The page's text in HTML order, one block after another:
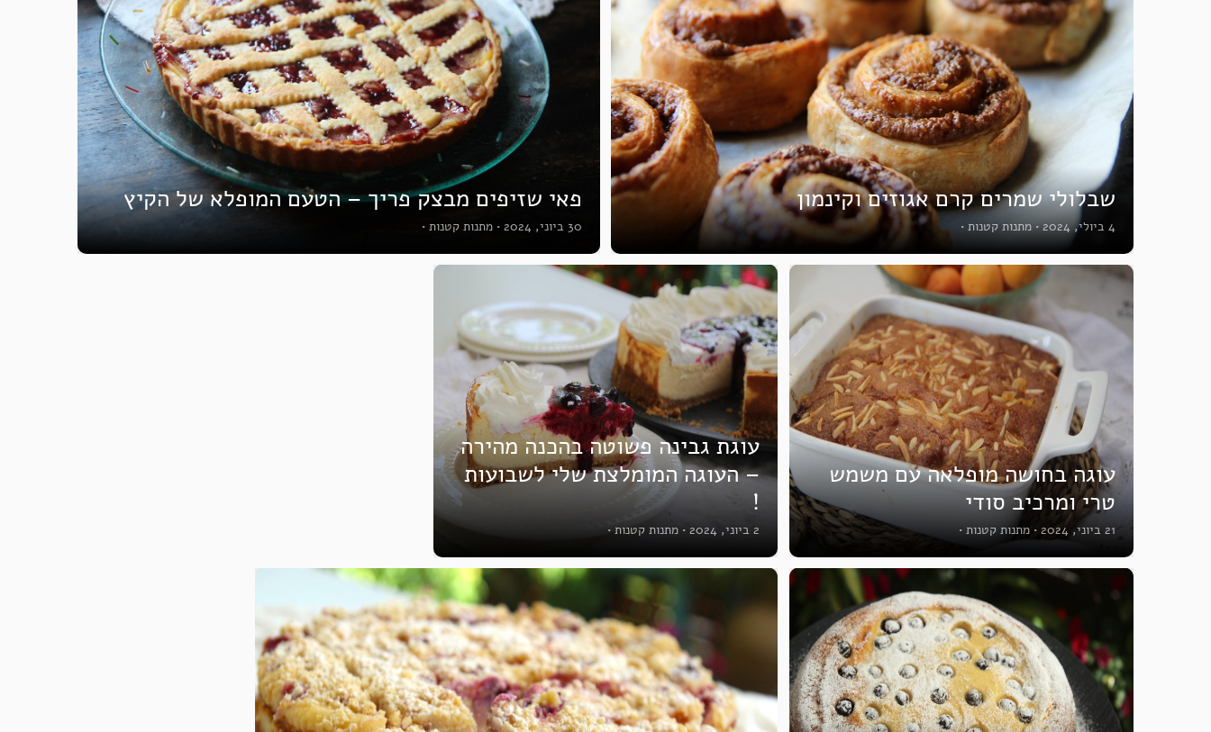
שבלולי שמרים קרם אגוזים וקינמון
4 ביולי, 2024 • מתנות קטנות •
פאי שזיפים מבצק פריך – הטעם המופלא של הקיץ
30 ביוני, 2024 • מתנות קטנות •
עוגה בחושה מופלאה עם משמש
טרי ומרכיב סודי
21 ביוני, 2024 • מתנות קטנות •
עוגת גבינה פשוטה בהכנה מהירה
– העוגה המומלצת שלי לשבועות
!
2 ביוני, 2024 • מתנות קטנות •